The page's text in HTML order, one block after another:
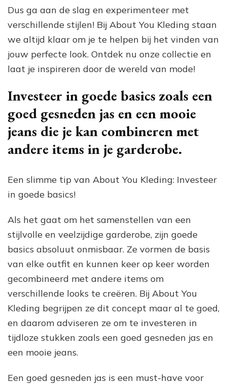
Dus ga aan de slag en experimenteer met
verschillende stijlen! Bij About You Kleding staan
we altijd klaar om je te helpen bij het vinden van
jouw perfecte look. Ontdek nu onze collectie en
laat je inspireren door de wereld van mode!
Investeer in goede basics zoals een
goed gesneden jas en een mooie
jeans die je kan combineren met
andere items in je garderobe.
Een slimme tip van About You Kleding: Investeer
in goede basics!
Als het gaat om het samenstellen van een
stijlvolle en veelzijdige garderobe, zijn goede
basics absoluut onmisbaar. Ze vormen de basis
van elke outfit en kunnen keer op keer worden
gecombineerd met andere items om
verschillende looks te creëren. Bij About You
Kleding begrijpen ze dit concept maar al te goed,
en daarom adviseren ze om te investeren in
tijdloze stukken zoals een goed gesneden jas en
een mooie jeans.
Een goed gesneden jas is een must-have voor